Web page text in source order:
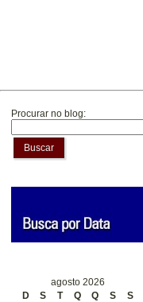
Procurar no blog:
Buscar
agosto 2026
D
S T Q Q S
S